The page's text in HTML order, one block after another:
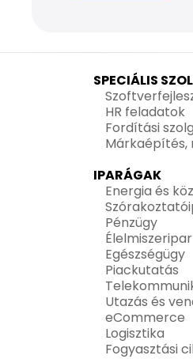
SPECIÁLIS
HR feladatok
Fordítási
Márkaépítés,
IPARÁGAK
Energia és
Pénzügy
Élelmiszeripar
Egészségügy
Piackutatás
Utazás és
eCommerce
Logisztika
Fogyasztási